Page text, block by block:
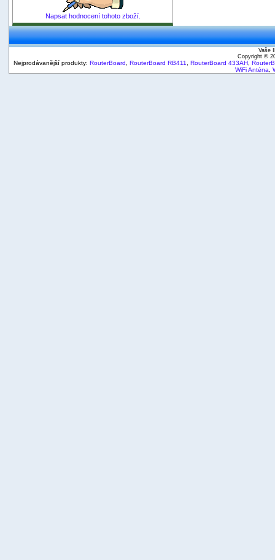
Napsat hodnocení tohoto zboží.
Vaše
Copyright ©
Nejprodávanější produkty: RouterBoard RouterBoard RB411 RouterBoard 433AH
WiFi Anténa